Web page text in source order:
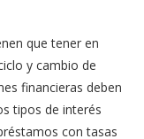
que tener en
y cambio de
financieras deben
tipos de interés
con tasas